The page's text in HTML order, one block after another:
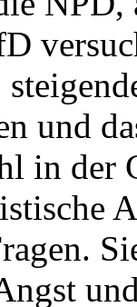
und
in der